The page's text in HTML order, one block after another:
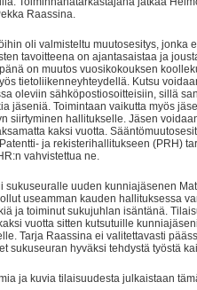
Raassina.
oli valmisteltu muutosesitys, jonka
tavoitteena on ajantasaistaa ja
on muutos vuosikokouksen
tietoliikenneyhteydellä. Kutsu
oleviin sähköpostiosoitteisiin, sillä
jäseniä. Toimintaan vaikutta myös
siirtyminen hallitukselle. Jäsen
kaksi vuotta.
ja rekisterihallitukseen (PRH)
vahvistettua ne.
sukuseuralle uuden kunniajäsenen
useamman kauden hallituksessa
ja toiminut sukujuhlan isäntänä.
vuotta sitten kutsutuille
Tarja Raassina ei valitettavasti
sukuseuran hyväksi tehdystä työstä
ja kuvia tilaisuudesta julkaistaan